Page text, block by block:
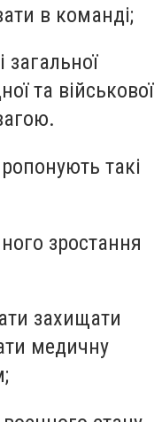
в команді;
загальної
та військової
такі
зростання
захищати
медичну